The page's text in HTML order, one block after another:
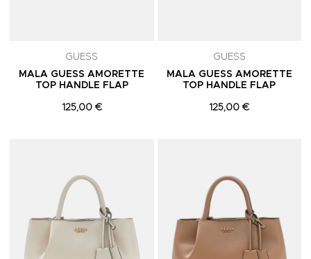
GUESS
MALA GUESS AMORETTE
TOP HANDLE FLAP
125,00 €
GUESS
MALA GUESS AMORETTE
TOP HANDLE FLAP
125,00 €